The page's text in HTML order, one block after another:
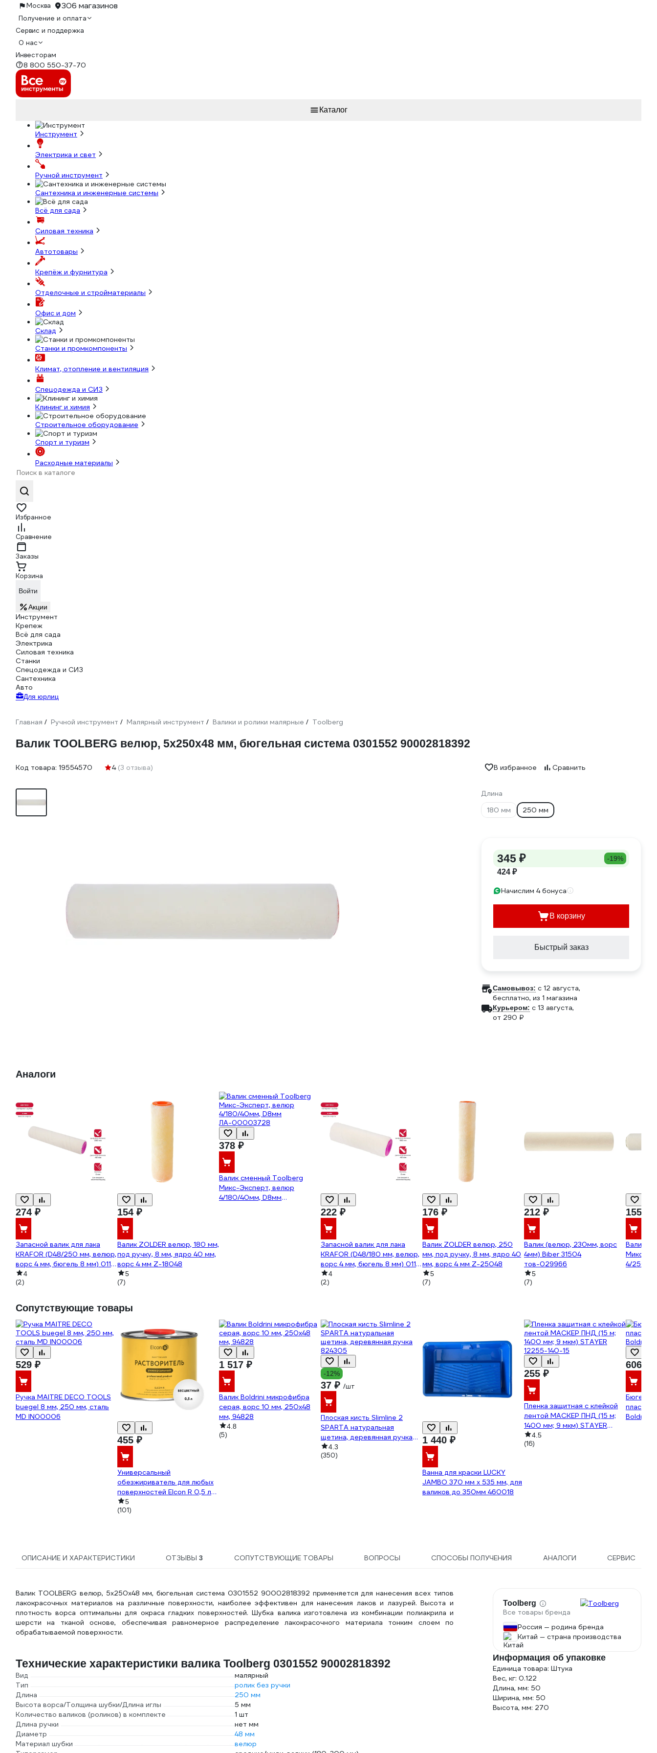
Москва 306 магазинов
Получение и оплата
Сервис и поддержка
О нас
Инвесторам
8 800 550-37-70
Каталог
Инструмент
Электрика и свет
Ручной инструмент
Сантехника и инженерные системы
Всё для сада
Силовая техника
Автотовары
Крепёж и фурнитура
Отделочные и стройматериалы
Офис и дом
Склад
Станки и промкомпоненты
Климат, отопление и вентиляция
Спецодежда и СИЗ
Клининг и химия
Строительное оборудование
Спорт и туризм
Расходные материалы
Избранное
Сравнение
Заказы
Корзина
Войти
Акции
Инструмент
Крепеж
Всё для сада
Электрика
Силовая техника
Станки
Спецодежда и СИЗ
Сантехника
Авто
Для юрлиц
Главная / Ручной инструмент / Малярный инструмент / Валики и ролики малярные / Toolberg
Валик TOOLBERG велюр, 5х250х48 мм, бюгельная система 0301552 90002818392
Код товара: 19554570 4 (3 отзыва) В избранное Сравнить
Длина
180 мм
250 мм
345 ₽ -19%
424 ₽
Начислим 4 бонуса
В корзину
Быстрый заказ
Самовывоз: c 12 августа,
бесплатно, из 1 магазина
Курьером: c 13 августа,
от 290 ₽
Аналоги
274 ₽
Запасной валик для лака
KRAFOR (D48/250 мм, велюр,
ворс 4 мм, бюгель 8 мм) 011-
0250 53606
4
(2)
154 ₽
Валик ZOLDER велюр, 180 мм,
под ручку, 8 мм, ядро 40 мм,
ворс 4 мм Z-18048
5
(7)
378 ₽
Валик сменный Toolberg
Микс-Эксперт, велюр
4/180/40мм, D8мм
222 ₽
Запасной валик для лака
KRAFOR (D48/180 мм, велюр,
ворс 4 мм, бюгель 8 мм) 011-
0180 53605
4
(2)
176 ₽
Валик ZOLDER велюр, 250
мм, под ручку, 8 мм, ядро 40
мм, ворс 4 мм Z-25048
5
(7)
212 ₽
Валик (велюр, 230мм, ворс
4мм) Biber 31504
тов-029966
5
(7)
155 ₽
Валик
Микс-
4/250/
Сопутствующие товары
529 ₽
Ручка MAITRE DECO TOOLS
buegel 8 мм, 250 мм, сталь
MD IN00006
455 ₽
Универсальный
обезжириватель для любых
поверхностей Elcon R 0,5 л
00-00004032
5
(101)
1 517 ₽
Валик Boldrini микрофибра
серая, ворс 10 мм, 250х48
мм, 94828
4.8
(5)
-12%
37 ₽ /шт
Плоская кисть Slimline 2
SPARTA натуральная
щетина, деревянная ручка
824305
4.3
(350)
1 440 ₽
Ванна для краски LUCKY
JAMBO 370 мм х 535 мм, для
валиков до 350мм 460018
255 ₽
Пленка защитная с клейкой
лентой МАСКЕР ПНД (15 м;
1400 мм; 9 мкм) STAYER
12255-140-15
4.5
(16)
606 ₽
Бюгель
Boldrini
ОПИСАНИЕ И ХАРАКТЕРИСТИКИ ОТЗЫВЫ3 СОПУТСТВУЮЩИЕ ТОВАРЫ ВОПРОСЫ СПОСОБЫ ПОЛУЧЕНИЯ АНАЛОГИ СЕРВИС
Валик TOOLBERG велюр, 5х250х48 мм, бюгельная система 0301552 90002818392 применяется для нанесения всех типов
лакокрасочных материалов на различные поверхности, наиболее эффективен для нанесения лаков и лазурей. Высота и
плотность ворса оптимальны для окраса гладких поверхностей. Шубка валика изготовлена из комбинации полиакрила и
шерсти на тканой основе, обеспечивая равномерное распределение лакокрасочного материала тонким слоем по
обрабатываемой поверхности.
Технические характеристики валика Toolberg 0301552 90002818392
Вид
малярный
Тип
ролик без ручки
Длина
250 мм
Высота ворса/Толщина шубки/Длина иглы
5 мм
Количество валиков (роликов) в комплекте
1 шт
Длина ручки
нет мм
Диаметр
48 мм
Материал шубки
велюр
Toolberg
Все товары бренда
Россия — родина бренда
Китай — страна производства
Информация об упаковке
Единица товара: Штука
Вес, кг: 0.122
Длина, мм: 50
Ширина, мм: 50
Высота, мм: 270